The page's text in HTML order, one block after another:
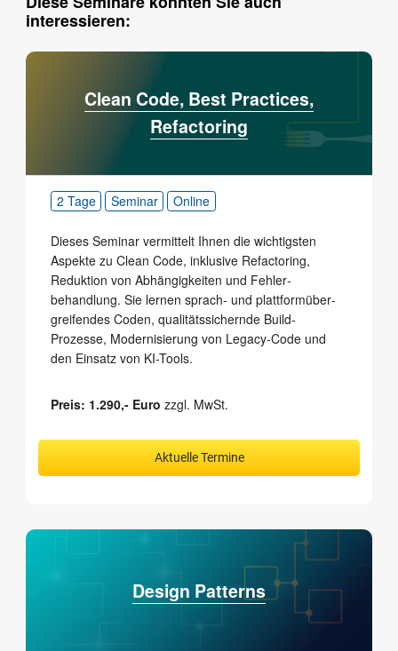
interessieren:
Clean Code, Best Practices,
Refactoring
2 Tage Seminar Online
Dieses Seminar vermittelt Ihnen die wichtigsten
Aspekte zu Clean Code, inklusive Refactoring,
Reduktion von Abhängigkeiten und Fehler­
behandlung. Sie lernen sprach- und plattform­über­
greifendes Coden, qualitäts­sichernde Build-
Prozesse, Moderni­sierung von Legacy-Code und
den Einsatz von KI-Tools.
Preis: 1.290,- Euro zzgl. MwSt.
Aktuelle Termine
Design Patterns